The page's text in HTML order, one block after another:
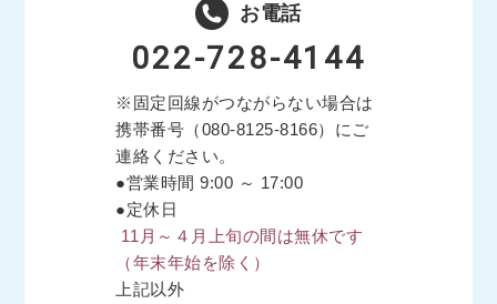
お電話
022-728-4144
※固定回線がつながらない場合は
携帯番号（080-8125-8166）にご
連絡ください。
●営業時間 9:00 ～ 17:00
●定休日
11月～４月上旬の間は無休です
（年末年始を除く）
上記以外